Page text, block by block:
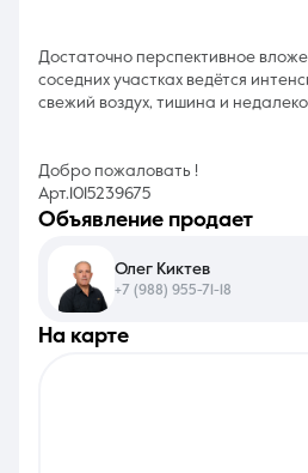
Достаточно перспективное
соседних участках ведётся
свежий воздух, тишина и
Добро пожаловать !
Арт.1015239675
на карте
объявление продает
Олег Киктев
+7 (988) 955-71-18